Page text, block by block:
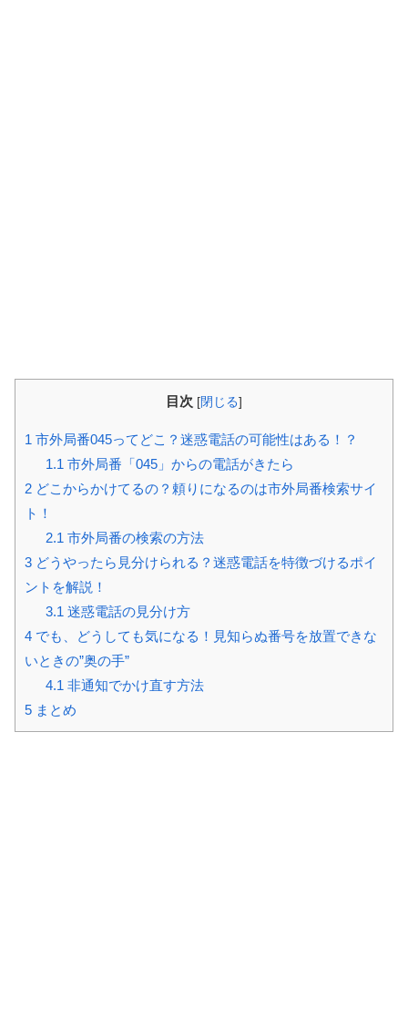
目次 [閉じる]
1 市外局番045ってどこ？迷惑電話の可能性はある！？
1.1 市外局番「045」からの電話がきたら
2 どこからかけてるの？頼りになるのは市外局番検索サイ
ト！
2.1 市外局番の検索の方法
3 どうやったら見分けられる？迷惑電話を特徴づけるポイ
ントを解説！
3.1 迷惑電話の見分け方
4 でも、どうしても気になる！見知らぬ番号を放置できな
いときの”奥の手”
4.1 非通知でかけ直す方法
5 まとめ